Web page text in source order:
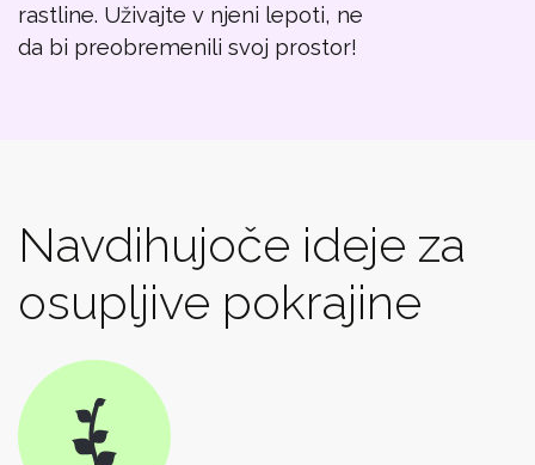
rastline. Uživajte v njeni lepoti, ne
da bi preobremenili svoj prostor!
Navdihujoče ideje za
osupljive pokrajine